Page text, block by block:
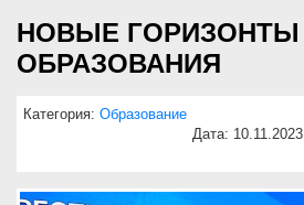
НОВЫЕ ГОРИЗОНТЫ
ОБРАЗОВАНИЯ
Категория: Образование
Дата: 10.11.2023